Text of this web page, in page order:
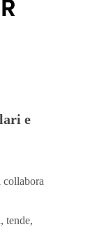
e
tende,